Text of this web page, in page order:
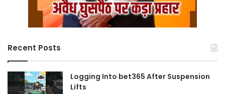
Recent Posts
Logging Into bet365 After Suspension
Lifts